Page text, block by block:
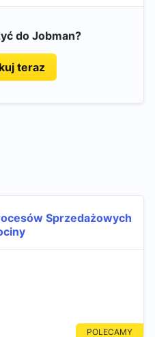
do Jobman?
teraz
Sprzedażowych